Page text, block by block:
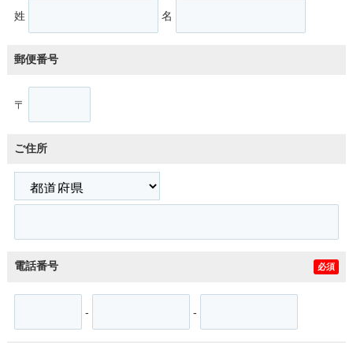
姓 名
郵便番号
〒
ご住所
電話番号 必須
- -